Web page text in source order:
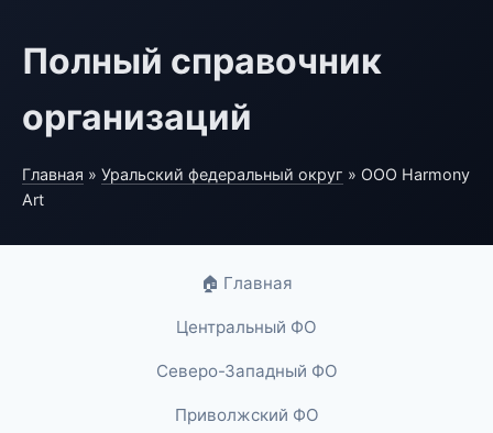
Полный справочник
организаций
Главная » Уральский федеральный округ » ООО Harmony
Art
🏠 Главная
Центральный ФО
Северо-Западный ФО
Приволжский ФО